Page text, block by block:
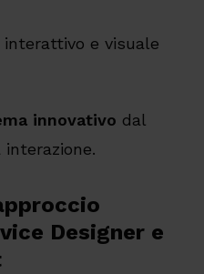
interattivo e visuale
innovativo dal
Designer e